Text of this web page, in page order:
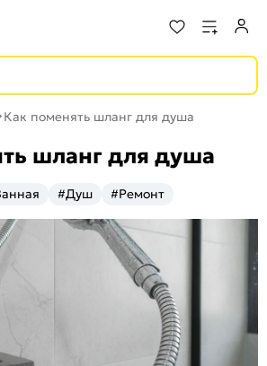
Как поменять шланг для душа
шланг для душа
#Душ #Ремонт